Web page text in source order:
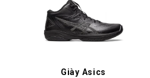
wishlist
Giày Asics